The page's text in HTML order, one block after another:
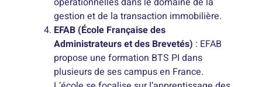
gestion et de la transaction immobilière.
EFAB (École Française des
Administrateurs et des Brevetés) : EFAB
propose une formation BTS PI dans
plusieurs de ses campus en France.